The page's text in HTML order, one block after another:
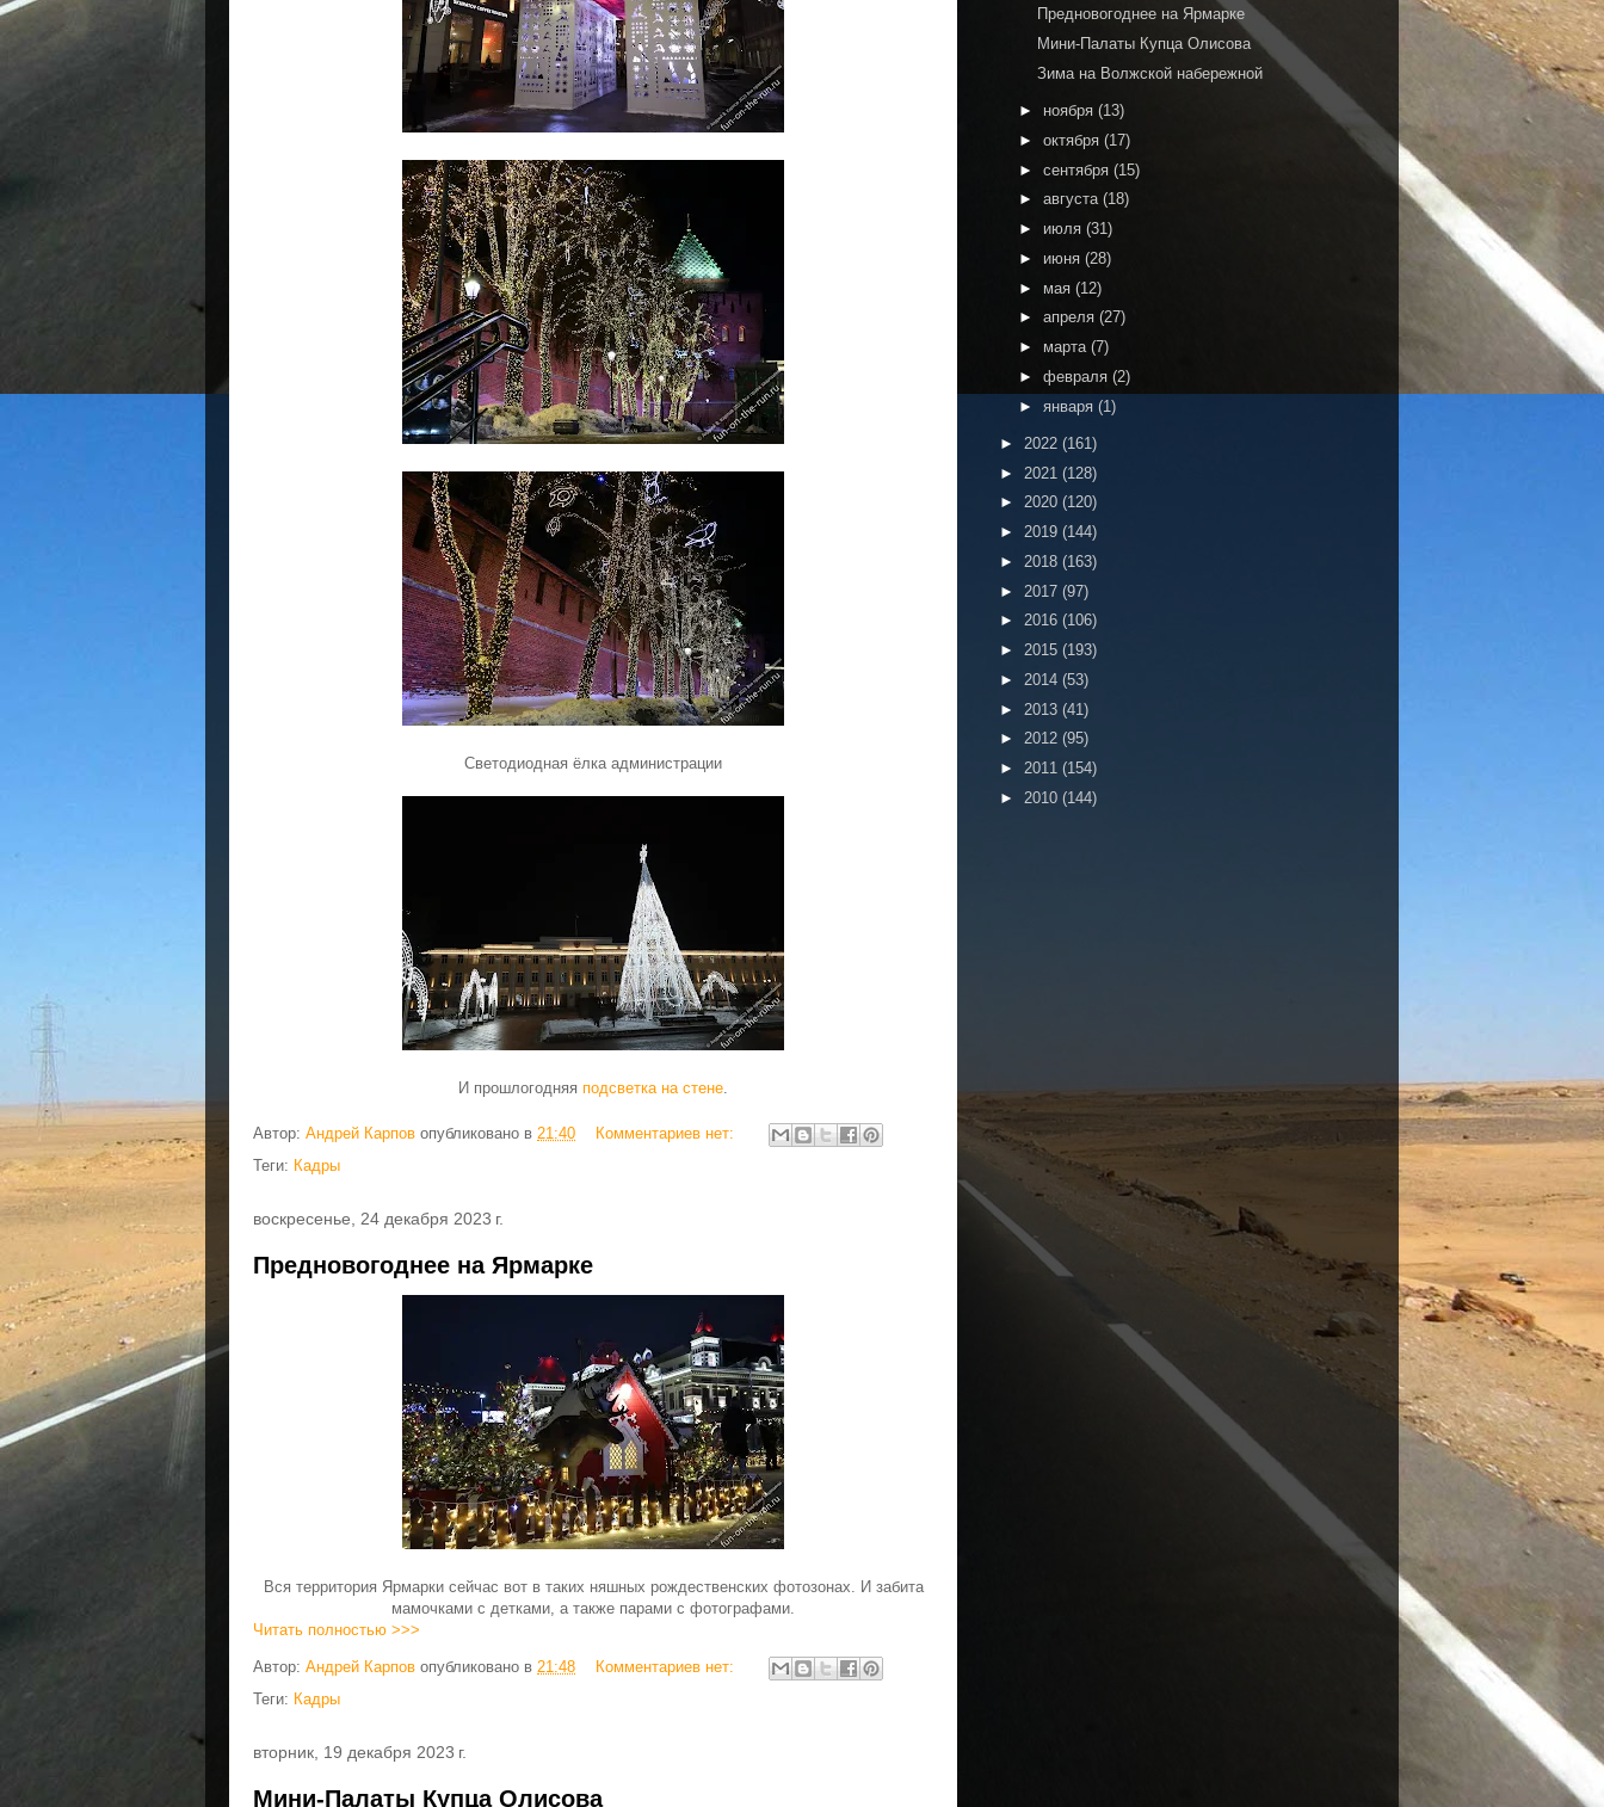
Светодиодная ёлка администрации
И прошлогодняя подсветка на стене.
Автор: Андрей Карпов опубликовано в 21:40
Комментариев нет:
Теги: Кадры
воскресенье, 24 декабря 2023 г.
Предновогоднее на Ярмарке
Вся территория Ярмарки сейчас вот в таких няшных рождественских фотозонах. И забита
мамочками с детками, а также парами с фотографами.
Читать полностью >>>
Автор: Андрей Карпов опубликовано в 21:48
Комментариев нет:
Теги: Кадры
вторник, 19 декабря 2023 г.
Мини-Палаты Купца Олисова
Предновогоднее на Ярмарке
Мини-Палаты Купца Олисова
Зима на Волжской набережной
► ноября (13)
► октября (17)
► сентября (15)
► августа (18)
► июля (31)
► июня (28)
► мая (12)
► апреля (27)
► марта (7)
► февраля (2)
► января (1)
► 2022 (161)
► 2021 (128)
► 2020 (120)
► 2019 (144)
► 2018 (163)
► 2017 (97)
► 2016 (106)
► 2015 (193)
► 2014 (53)
► 2013 (41)
► 2012 (95)
► 2011 (154)
► 2010 (144)